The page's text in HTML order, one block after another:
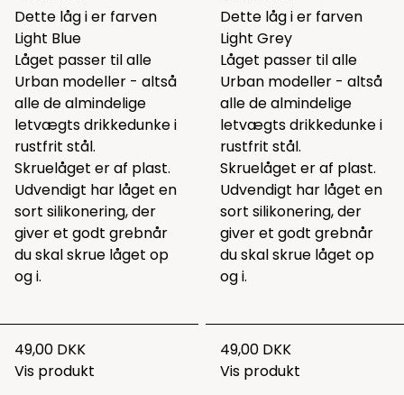
Dette låg i er farven
Light Blue
Låget passer til alle
Urban modeller - altså
alle de almindelige
letvægts drikkedunke i
rustfrit stål.
Skruelåget er af plast.
Udvendigt har låget en
sort silikonering, der
giver et godt grebnår
du skal skrue låget op
og i.
49,00 DKK
Vis produkt
Dette låg i er farven
Light Grey
Låget passer til alle
Urban modeller - altså
alle de almindelige
letvægts drikkedunke i
rustfrit stål.
Skruelåget er af plast.
Udvendigt har låget en
sort silikonering, der
giver et godt grebnår
du skal skrue låget op
og i.
49,00 DKK
Vis produkt